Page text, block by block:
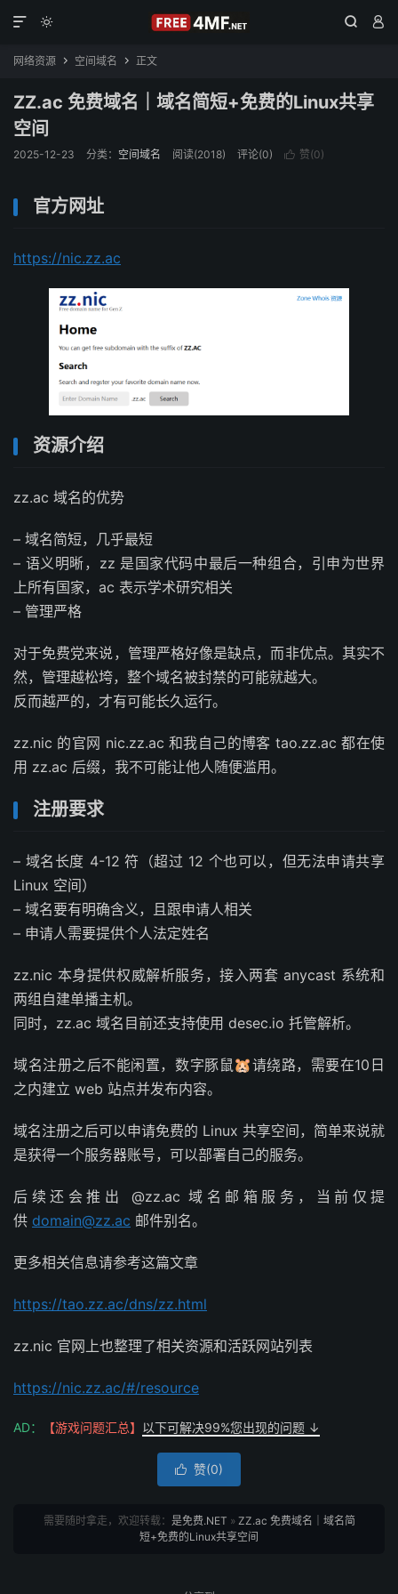
  

网络资源  空间域名  正文
ZZ.ac 免费域名｜域名简短+免费的Linux共享
空间
2025-12-23 分类： 空间域名 阅读(2018) 评论(0)  赞(0)
官方网址
https://nic.zz.ac
资源介绍
zz.ac 域名的优势
– 域名简短，几乎最短
– 语义明晰，zz 是国家代码中最后一种组合，引申为世界
上所有国家，ac 表示学术研究相关
– 管理严格
对于免费党来说，管理严格好像是缺点，而非优点。其实不
然，管理越松垮，整个域名被封禁的可能就越大。
反而越严的，才有可能长久运行。
zz.nic 的官网 nic.zz.ac 和我自己的博客 tao.zz.ac 都在使
用 zz.ac 后缀，我不可能让他人随便滥用。
注册要求
– 域名长度 4-12 符（超过 12 个也可以，但无法申请共享
Linux 空间）
– 域名要有明确含义，且跟申请人相关
– 申请人需要提供个人法定姓名
zz.nic 本身提供权威解析服务，接入两套 anycast 系统和
两组自建单播主机。
同时，zz.ac 域名目前还支持使用 desec.io 托管解析。
域名注册之后不能闲置，数字豚鼠🐹请绕路，需要在10日
之内建立 web 站点并发布内容。
域名注册之后可以申请免费的 Linux 共享空间，简单来说就
是获得一个服务器账号，可以部署自己的服务。
后续还会推出 @zz.ac 域名邮箱服务，当前仅提
供 domain@zz.ac 邮件别名。
更多相关信息请参考这篇文章
https://tao.zz.ac/dns/zz.html
zz.nic 官网上也整理了相关资源和活跃网站列表
https://nic.zz.ac/#/resource
AD： 【游戏问题汇总】 以下可解决99%您出现的问题 ↓
 赞(0)
需要随时拿走，欢迎转载： 是免费.NET » ZZ.ac 免费域名｜域名简
短+免费的Linux共享空间